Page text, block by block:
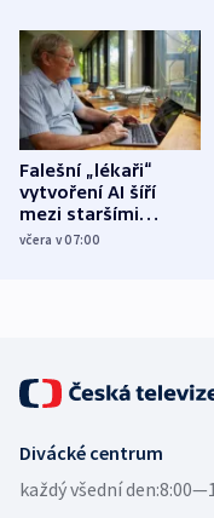
Falešní „lékaři“
vytvoření AI šíří
mezi staršími
Poláky nebezpečné
včera v 07:00
Divácké centrum
každý všední den: